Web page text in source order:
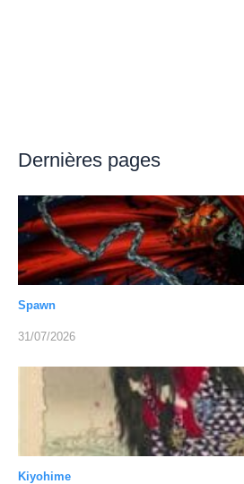
Dernières pages
Spawn
31/07/2026
Kiyohime